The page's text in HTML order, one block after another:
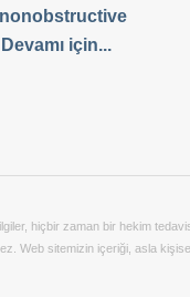
için...
hiçbir zaman bir hekim
Web sitemizin içeriği, asla